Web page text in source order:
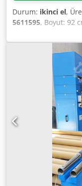
Durum: ikinci el,
5611595, Boyut: 92